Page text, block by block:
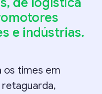
e indústrias.
os times em